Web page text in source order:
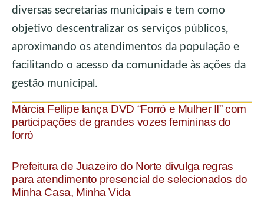
diversas secretarias municipais e tem como
objetivo descentralizar os serviços públicos,
aproximando os atendimentos da população e
facilitando o acesso da comunidade às ações da
gestão municipal.
Márcia Fellipe lança DVD “Forró e Mulher II” com
participações de grandes vozes femininas do
forró
Prefeitura de Juazeiro do Norte divulga regras
para atendimento presencial de selecionados do
Minha Casa, Minha Vida